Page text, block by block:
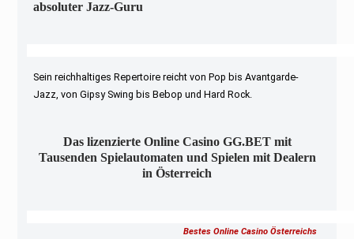
absoluter Jazz-Guru
Sein reichhaltiges Repertoire reicht von Pop bis Avantgarde-
Jazz, von Gipsy Swing bis Bebop und Hard Rock.
Das lizenzierte Online Casino GG.BET mit
Tausenden Spielautomaten und Spielen mit Dealern
in Österreich
Bestes Online Casino Österreichs